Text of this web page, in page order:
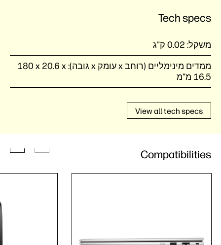
Tech specs
משקל: 0.02 ק"ג
ממדים מינימליים (רוחב x עומק x גובה):
‎180 x 20.6 x
16.5 מ"מ
View all tech specs
Compatibilities